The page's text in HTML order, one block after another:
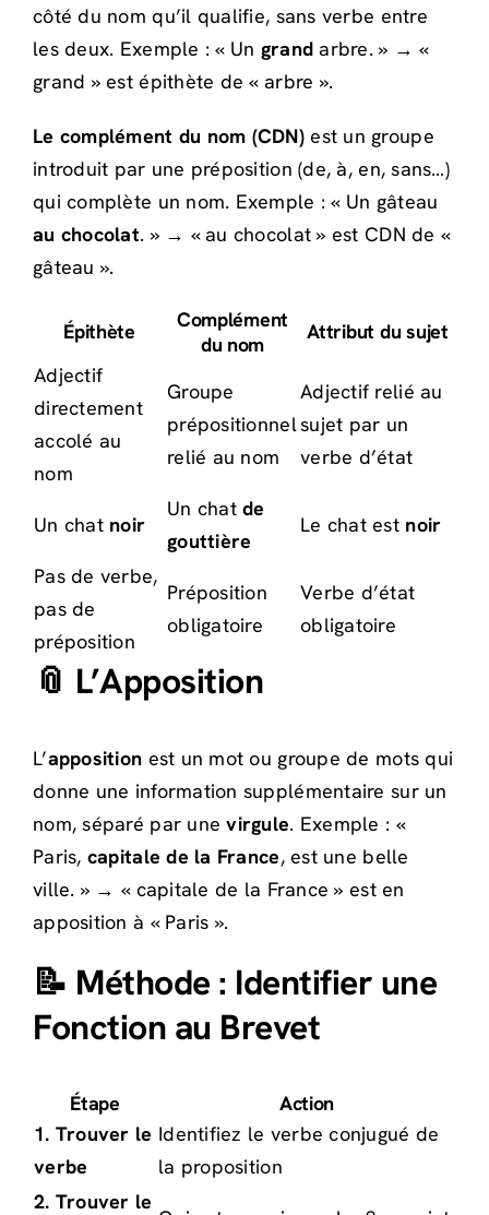
côté du nom qu’il qualifie, sans verbe entre
les deux. Exemple : « Un grand arbre. » → «
grand » est épithète de « arbre ».
Le complément du nom (CDN) est un groupe
introduit par une préposition (de, à, en, sans…)
qui complète un nom. Exemple : « Un gâteau
au chocolat. » → « au chocolat » est CDN de «
gâteau ».
Épithète
Complément
du nom
Attribut du sujet
Adjectif
directement
accolé au
nom
Groupe
prépositionnel
relié au nom
Adjectif relié au
sujet par un
verbe d’état
Un chat noir
Un chatde
gouttière
Le chat est noir
Pas de verbe,
pas de
préposition
Préposition
obligatoire
Verbe d’état
obligatoire
📎 L’Apposition
L’apposition est un mot ou groupe de mots qui
donne une information supplémentaire sur un
nom, séparé par unevirgule. Exemple : «
Paris, capitale de la France, est une belle
ville. » → « capitale de la France » est en
apposition à « Paris ».
📝 Méthode : Identifier une
Fonction au Brevet
Étape
Action
1. Trouver le
verbe
Identifiez le verbe conjugué de
la proposition
2. Trouver le